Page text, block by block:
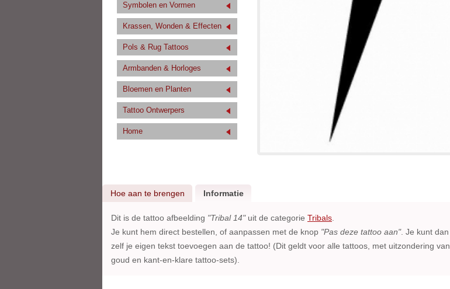
Symbolen en Vormen
Krassen, Wonden & Effecten
Pols & Rug Tattoos
Armbanden & Horloges
Bloemen en Planten
Tattoo Ontwerpers
Home
Hoe aan te brengen Informatie
Dit is de tattoo afbeelding "Tribal 14"uit de categorie Tribals
Je kunt hem direct bestellen, of aanpassen met de knop "Pas deze tattoo aan". Je kunt
zelf je eigen tekst toevoegen aan de tattoo! (Dit geldt voor alle tattoos, met uitzondering van
goud en kant-en-klare tattoo-sets).